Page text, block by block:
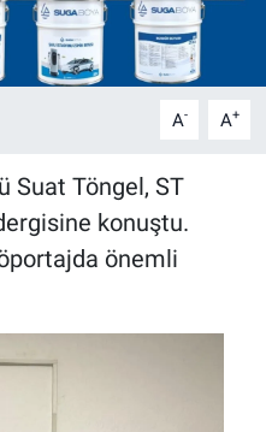
A- A+
Suat Töngel, ST
konuştu.
önemli